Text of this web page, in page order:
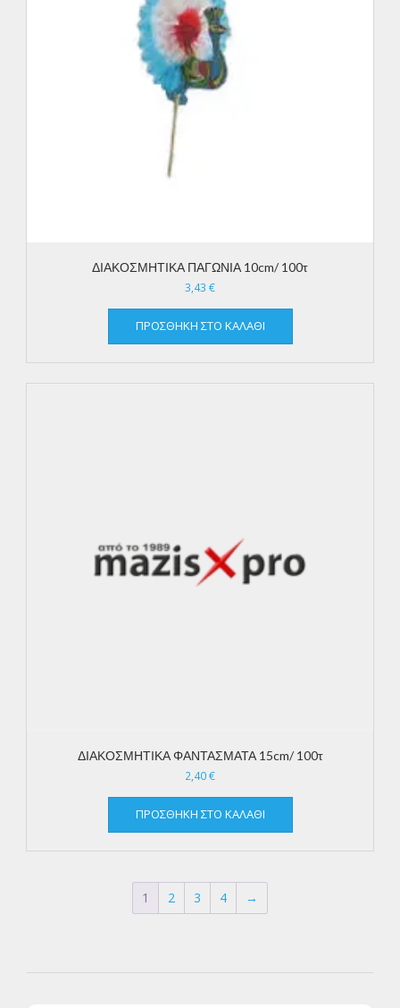
ΔΙΑΚΟΣΜΗΤΙΚΑ ΠΑΓΩΝΙΑ 10cm/ 100τ
3,43 €
ΠΡΟΣΘΉΚΗ ΣΤΟ ΚΑΛΆΘΙ
ΔΙΑΚΟΣΜΗΤΙΚΑ ΦΑΝΤΑΣΜΑΤΑ 15cm/ 100τ
2,40€
ΠΡΟΣΘΉΚΗ ΣΤΟ ΚΑΛΆΘΙ
1 2 3 4 →